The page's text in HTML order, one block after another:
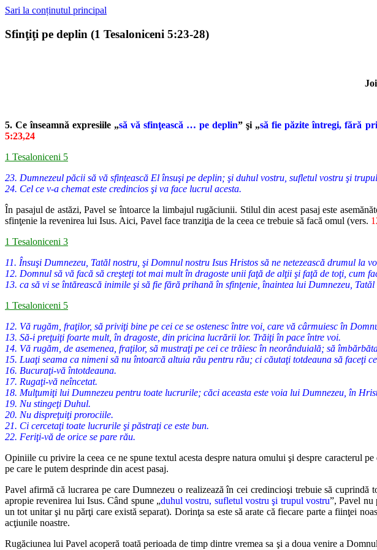
Sari la conținutul principal
Sfinţiţi pe deplin (1 Tesaloniceni 5:23-28)
5. Ce înseamnă expresiile „să vă sfinţească … pe deplin” şi „să fie păzite întregi, fără
5:23,24
1 Tesaloniceni 5
23. Dumnezeul păcii să vă sfinţească El însuşi pe deplin; şi duhul vostru, sufletul vostru şi
24. Cel ce v-a chemat este credincios şi va face lucrul acesta.
În pasajul de astăzi, Pavel se întoarce la limbajul rugăciunii. Stilul din acest pasaj este
sfinţenie la revenirea lui Isus. Aici, Pavel face tranziţia de la ceea ce trebuie să facă omul (vers.
1 Tesaloniceni 3
11. Însuşi Dumnezeu, Tatăl nostru, şi Domnul nostru Isus Hristos să ne netezească drumul la
12. Domnul să vă facă să creşteţi tot mai mult în dragoste unii faţă de alţii şi faţă de toţi, cum
13. ca să vi se întărească inimile şi să fie fără prihană în sfinţenie, înaintea lui Dumnezeu,
1 Tesaloniceni 5
12. Vă rugăm, fraţilor, să priviţi bine pe cei ce se ostenesc între voi, care vă cârmuiesc în
13. Să-i preţuiţi foarte mult, în dragoste, din pricina lucrării lor. Trăiţi în pace între voi.
14. Vă rugăm, de asemenea, fraţilor, să mustraţi pe cei ce trăiesc în neorânduială; să
15. Luaţi seama ca nimeni să nu întoarcă altuia rău pentru rău; ci căutaţi totdeauna să faceţi
16. Bucuraţi-vă întotdeauna.
17. Rugaţi-vă neîncetat.
18. Mulţumiţi lui Dumnezeu pentru toate lucrurile; căci aceasta este voia lui Dumnezeu, în
19. Nu stingeţi Duhul.
20. Nu dispreţuiţi prorociile.
21. Ci cercetaţi toate lucrurile şi păstraţi ce este bun.
22. Feriţi-vă de orice se pare rău.
Opiniile cu privire la ceea ce ne spune textul acesta despre natura omului şi despre caracterul pe
pe care le putem desprinde din acest pasaj.
Pavel afirmă că lucrarea pe care Dumnezeu o realizează în cei credincioşi trebuie să cuprindă
apropie revenirea lui Isus. Când spune „duhul vostru, sufletul vostru şi trupul vostru”, Pavel nu
un tot unitar şi nu părţi care există separat). Dorinţa sa este să arate că fiecare parte a fiinţei
acţiunile noastre.
Rugăciunea lui Pavel acoperă toată perioada de timp dintre vremea sa şi a doua venire a